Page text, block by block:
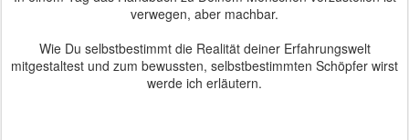
verwegen, aber machbar.
Wie Du selbstbestimmt die Realität deiner Erfahrungswelt
mitgestaltest und zum bewussten, selbstbestimmten Schöpfer wirst
werde ich erläutern.